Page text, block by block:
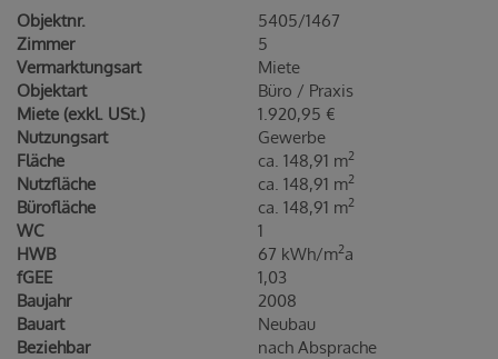
Objektnr.
5405/1467
Zimmer
5
Vermarktungsart
Miete
Objektart
Büro / Praxis
Miete (exkl. USt.)
1.920,95 €
Nutzungsart
Gewerbe
Fläche
ca. 148,91 m2
Nutzfläche ca. 148,91 m2
Bürofläche ca. 148,91 m2
WC
1
HWB
67 kWh/m2a
fGEE
1,03
Baujahr
2008
Bauart
Neubau
Beziehbar
nach Absprache